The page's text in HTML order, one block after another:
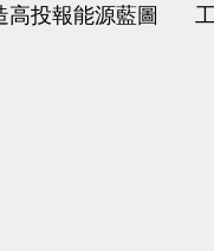
高投報能源藍圖